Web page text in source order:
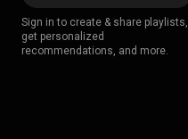
Sign in to create & share playlists,
get personalized
recommendations, and more.